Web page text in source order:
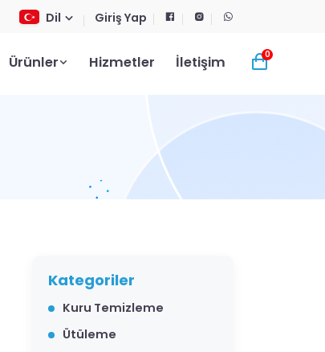
Dil Giriş Yap
Ürünler Hizmetler İletişim 0
Kategoriler
Kuru Temizleme
Ütüleme